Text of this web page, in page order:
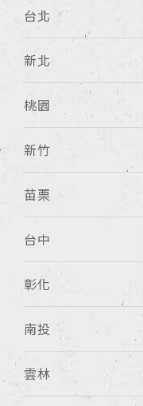
台北
新北
桃園
新竹
苗栗
台中
彰化
南投
雲林